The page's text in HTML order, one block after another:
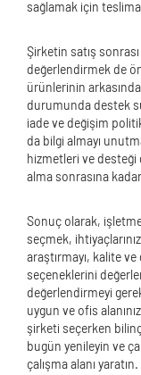
sağlamak için
Şirketin satış
değerlendirmek de
ürünlerinin
durumunda destek
iade ve değişim
da bilgi almayı
hizmetleri ve desteği
alma sonrasına
Sonuç olarak,
seçmek,
araştırmayı, kalite ve
seçeneklerini
değerlendirmeyi
uygun ve ofis
şirketi seçerken
bugün yenileyin ve
çalışma alanı yaratın.